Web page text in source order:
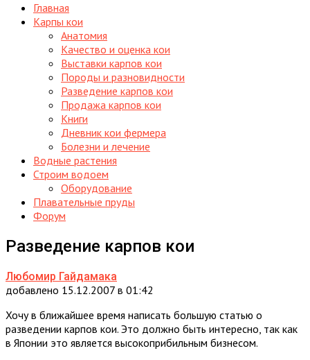
Главная
Карпы кои
Анатомия
Качество и оценка кои
Выставки карпов кои
Породы и разновидности
Разведение карпов кои
Продажа карпов кои
Книги
Дневник кои фермера
Болезни и лечение
Водные растения
Строим водоем
Оборудование
Плавательные пруды
Форум
Разведение карпов кои
Любомир Гайдамака
добавлено 15.12.2007 в 01:42
Хочу в ближайшее время написать большую статью о
разведении карпов кои. Это должно быть интересно, так как
в Японии это является высокоприбильным бизнесом.